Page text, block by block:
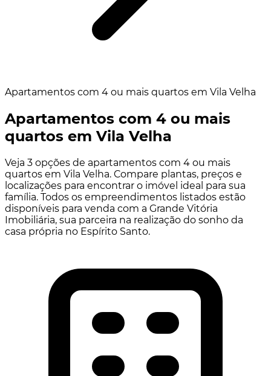
Apartamentos com 4 ou mais quartos em Vila Velha
Apartamentos com 4 ou mais
quartos em Vila Velha
Veja 3 opções de apartamentos com 4 ou mais
quartos em Vila Velha. Compare plantas, preços e
localizações para encontrar o imóvel ideal para sua
família. Todos os empreendimentos listados estão
disponíveis para venda com a Grande Vitória
Imobiliária, sua parceira na realização do sonho da
casa própria no Espírito Santo.